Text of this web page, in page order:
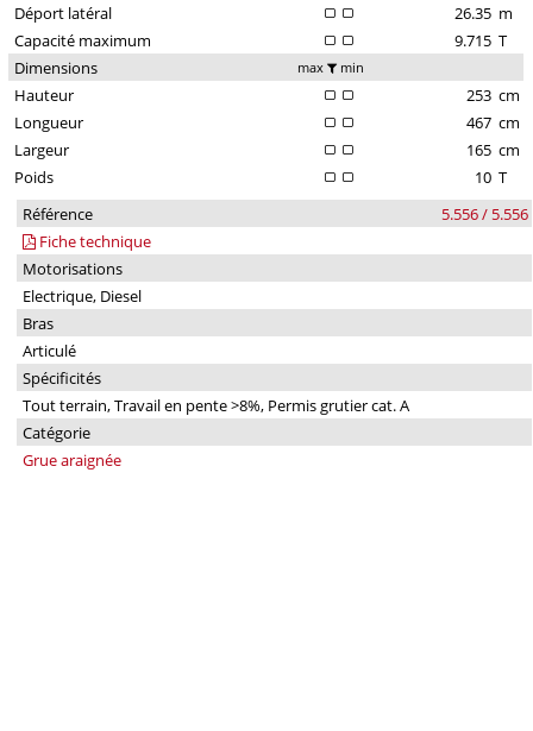
Déport latéral
26.35 m
Capacité maximum
9.715 T
Dimensions
max min
Hauteur 253 cm
Longueur
467 cm
Largeur
165 cm
Poids
10 T
Référence
5.556 / 5.556
Fiche technique
Motorisations
Electrique, Diesel
Bras
Articulé
Spécificités
Tout terrain, Travail en pente >8%, Permis grutier cat. A
Catégorie
Grue araignée